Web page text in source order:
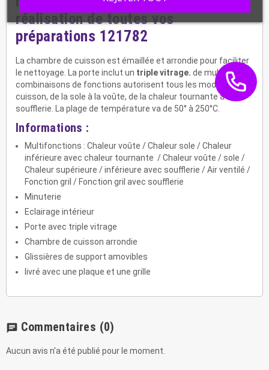
réalisation de toutes vos
préparations 121782
La chambre de cuisson est émaillée et arrondie pour faciliter
le nettoyage. La porte inclut un triple vitrage. de multiples
combinaisons de fonctions autorisent tous les modes de
cuisson, de la sole à la voûte, de la chaleur tournante à la
soufflerie. La plage de température va de 50° à 250°C.
Informations :
Multifonctions : Chaleur voûte / Chaleur sole / Chaleur
inférieure avec chaleur tournante / Chaleur voûte / sole /
Chaleur supérieure / inférieure avec soufflerie / Air ventilé /
Fonction gril / Fonction gril avec soufflerie
Minuterie
Eclairage intérieur
Porte avec triple vitrage
Chambre de cuisson arrondie
Glissières de support amovibles
livré avec une plaque et une grille
chat Commentaires (0)
Aucun avis n'a été publié pour le moment.